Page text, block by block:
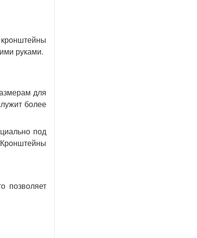
руками.
для
более
под
позволяет